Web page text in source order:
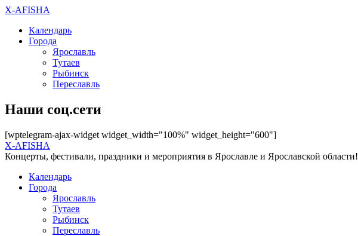
X-AFISHA
Календарь
Города
Ярославль
Тутаев
Рыбинск
Переславль
Наши соц.сети
[wptelegram-ajax-widget widget_width="100%" widget_height="600"]
X-AFISHA
Концерты, фестивали, праздники и мероприятия в Ярославле и Ярославской области!
Календарь
Города
Ярославль
Тутаев
Рыбинск
Переславль